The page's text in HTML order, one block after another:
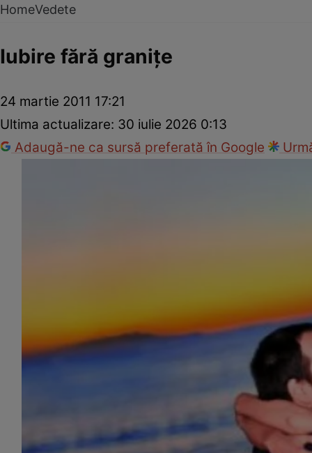
HomeVedete
Iubire fără graniţe
24 martie 2011 17:21
Ultima actualizare: 30 iulie 2026 0:13
Adaugă-ne ca sursă preferată în Google